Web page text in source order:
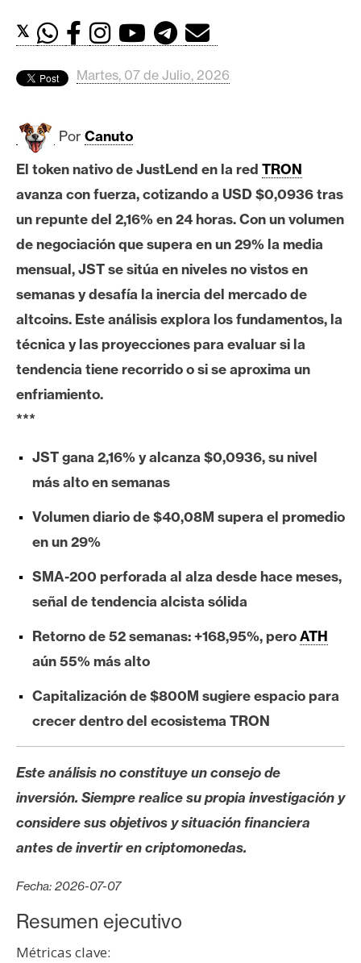
d
s
B
t
c
o
i
E
e
r
m
I
n
á
i
s
s
N
o
t
a
d
P
r
𝕏
Martes, 07 de Julio, 2026
Por Canuto
El token nativo de JustLend en la red TRON
avanza con fuerza, cotizando a USD $0,0936 tras
un repunte del 2,16% en 24 horas. Con un volumen
de negociación que supera en un 29% la media
mensual, JST se sitúa en niveles no vistos en
semanas y desafía la inercia del mercado de
altcoins. Este análisis explora los fundamentos, la
técnica y las proyecciones para evaluar si la
tendencia tiene recorrido o si se aproxima un
enfriamiento.
***
JST gana 2,16% y alcanza $0,0936, su nivel
más alto en semanas
Volumen diario de $40,08M supera el promedio
en un 29%
SMA-200 perforada al alza desde hace meses,
señal de tendencia alcista sólida
Retorno de 52 semanas: +168,95%, peroATH
aún 55% más alto
Capitalización de $800M sugiere espacio para
crecer dentro del ecosistema TRON
Este análisis no constituye un consejo de
inversión. Siempre realice su propia investigación y
considere sus objetivos y situación financiera
antes de invertir en criptomonedas.
Fecha: 2026-07-07
Resumen ejecutivo
Métricas clave: